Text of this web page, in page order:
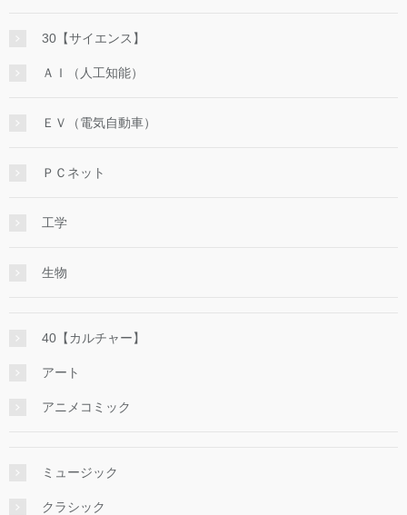
30【サイエンス】
ＡＩ（人工知能）
ＥＶ（電気自動車）
ＰＣネット
工学
生物
40【カルチャー】
アート
アニメコミック
ミュージック
クラシック